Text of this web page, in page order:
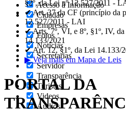
Acesso à Informação
Cidadão
Empresas
Fotos
Notícias
Secretarias
Servidor
Transparência
Turistas
Videos
Áudios
§2º, da Lei nº 12.527/2011 -
✔ Art. 37 da CF (princípio da
12.527/2011 - LAI
✔ Arts. 7º, VI, e 8º, §1º, IV,
14.133/2021
✔ Art. 12, §1º, da Lei 14.133/
▶ Veja mais em Mapa de Leis
PORTAL DA